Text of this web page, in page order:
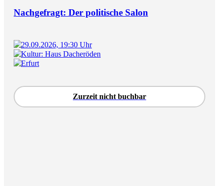
Nachgefragt: Der politische Salon
29.09.2026, 19:30 Uhr
Kultur: Haus Dacheröden
Erfurt
Zurzeit nicht buchbar